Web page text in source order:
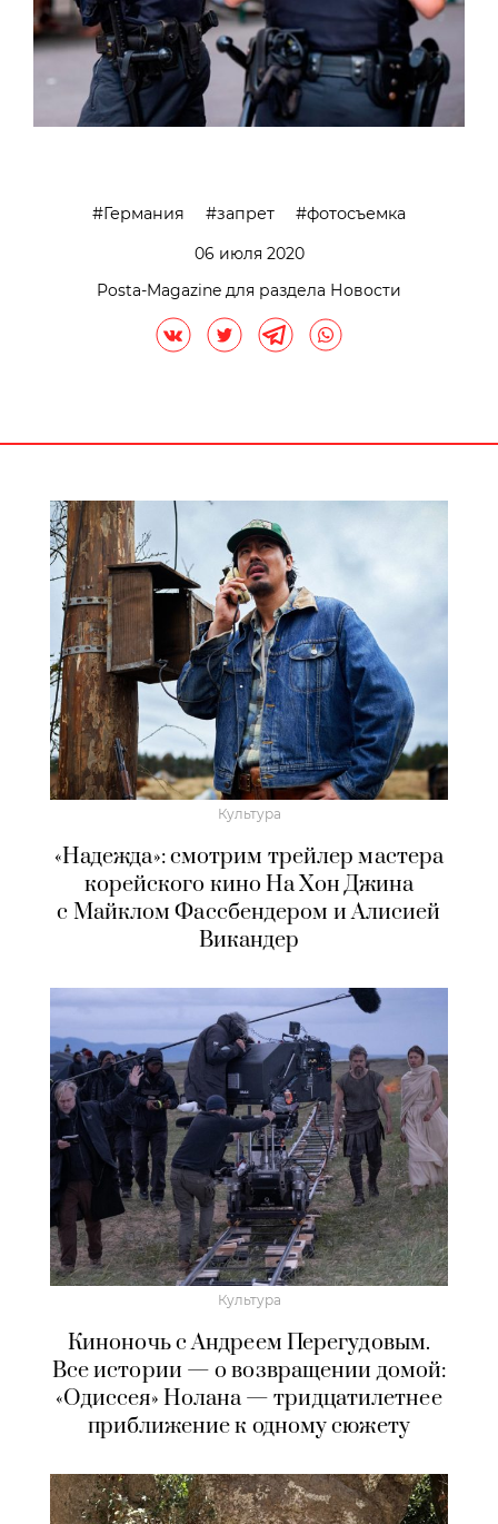
Германия запрет
фотосъемка
06 июля 2020
Posta-Magazine для раздела Новости
Культура
«Надежда»: смотрим трейлер мастера
корейского кино На Хон Джина
с Майклом Фассбендером и Алисией
Викандер
Культура
Киноночь с Андреем Перегудовым.
Все истории — о возвращении домой:
«Одиссея» Нолана — тридцатилетнее
приближение к одному сюжету